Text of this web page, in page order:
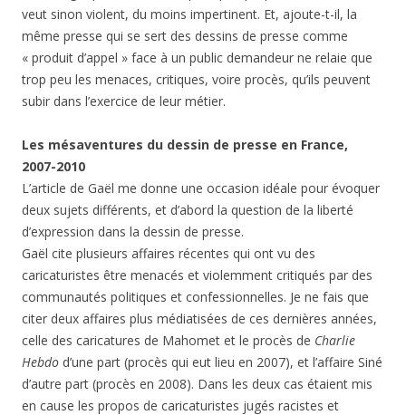
veut sinon violent, du moins impertinent. Et, ajoute-t-il, la
même presse qui se sert des dessins de presse comme
« produit d’appel » face à un public demandeur ne relaie que
trop peu les menaces, critiques, voire procès, qu’ils peuvent
subir dans l’exercice de leur métier.
Les mésaventures du dessin de presse en France,
2007-2010
L’article de Gaël me donne une occasion idéale pour évoquer
deux sujets différents, et d’abord la question de la liberté
d’expression dans la dessin de presse.
Gaël cite plusieurs affaires récentes qui ont vu des
caricaturistes être menacés et violemment critiqués par des
communautés politiques et confessionnelles. Je ne fais que
citer deux affaires plus médiatisées de ces dernières années,
celle des caricatures de Mahomet et le procès de Charlie
Hebdo d’une part (procès qui eut lieu en 2007), et l’affaire Siné
d’autre part (procès en 2008). Dans les deux cas étaient mis
en cause les propos de caricaturistes jugés racistes et